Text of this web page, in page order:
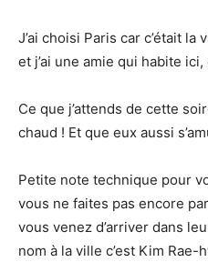
J’ai choisi Paris car c’était
et j’ai une amie qui habite
Ce que j’attends de cette
chaud ! Et que eux aussi
Petite note technique pour
vous ne faites pas encore
vous venez d’arriver dans
nom à la ville c’est Kim